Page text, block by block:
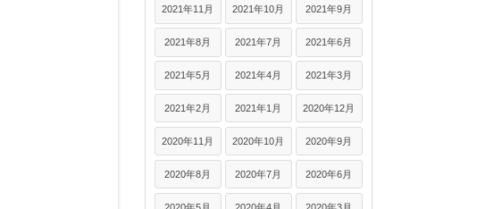
2021年11月 2021年10月 2021年9月
2021年8月 2021年7月 2021年6月
2021年5月 2021年4月 2021年3月
2021年2月 2021年1月 2020年12月
2020年11月 2020年10月 2020年9月
2020年8月 2020年7月 2020年6月